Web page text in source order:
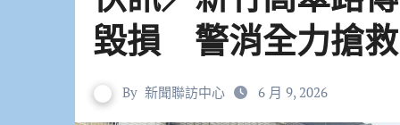
毀損 警消全力搶
By 新聞聯訪中心 6 月 9, 2026